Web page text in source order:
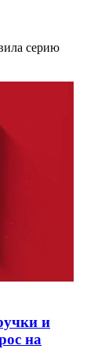
серию
и
на